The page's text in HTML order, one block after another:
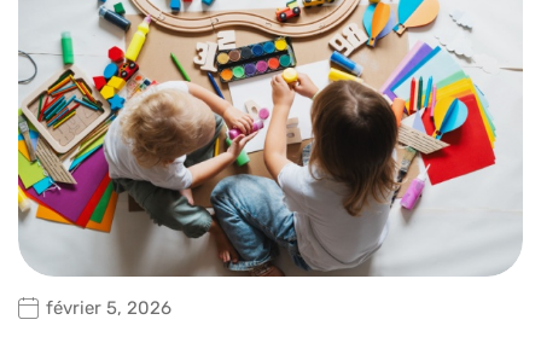
février 5, 2026